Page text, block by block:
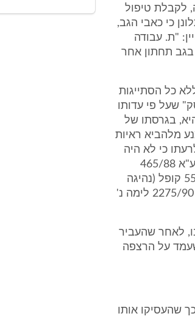
לקבלת טיפול
כי כאבי הגב,
"ת. עבודה
בגב תחתון אחר
ב' לתצהיר), ללא כל הסתייגות
שעל פי עדותו
אף היא, בגרסתו של
מלהביא ראיות
כי לא היה
באותן עדויות או ראיות כדי לסייע לו בהוכחת טענותיו, ראה לעניין זה: ע"א 465/88
הבנק למימון ולסחר בע"מ נ' מתיתיהו ואח', פ"ד מה (4) 651, ע"א 55/89 קופל (נהיגה
עצמית) בע"מ נ' טלקאר חברה בע"מ, פ"ד מד (4) 595, 603-602 וע"א 2275/90 לימה נ'
לאחר שהעביר
10 ל- 15 ק"ג, ממשטח שעמד על הרצפה
שהעסיקו אותו